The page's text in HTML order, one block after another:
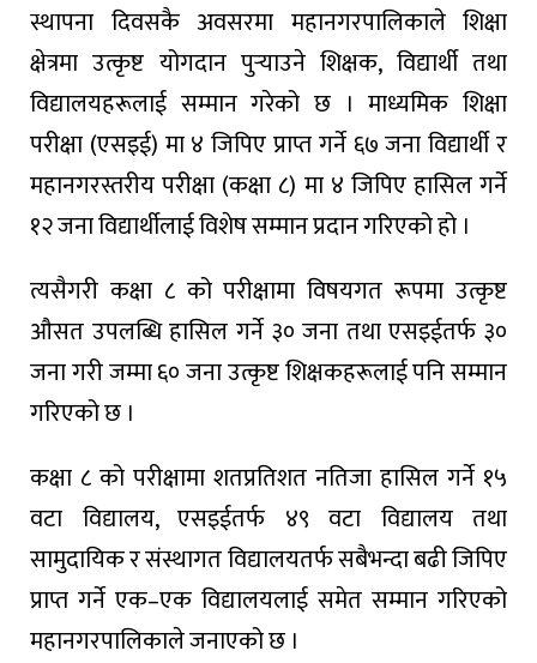
स्थापना दिवसकै अवसरमा महानगरपालिकाले शिक्षा
क्षेत्रमा उत्कृष्ट योगदान पुर्‍याउने शिक्षक, विद्यार्थी तथा
विद्यालयहरूलाई सम्मान गरेको छ । माध्यमिक शिक्षा
परीक्षा (एसइई) मा ४ जिपिए प्राप्त गर्ने ६७ जना विद्यार्थी र
महानगरस्तरीय परीक्षा (कक्षा ८) मा ४ जिपिए हासिल गर्ने
१२ जना विद्यार्थीलाई विशेष सम्मान प्रदान गरिएको हो ।
त्यसैगरी कक्षा ८ को परीक्षामा विषयगत रूपमा उत्कृष्ट
औसत उपलब्धि हासिल गर्ने ३० जना तथा एसइईतर्फ ३०
जना गरी जम्मा ६० जना उत्कृष्ट शिक्षकहरूलाई पनि सम्मान
गरिएको छ ।
कक्षा ८ को परीक्षामा शतप्रतिशत नतिजा हासिल गर्ने १५
वटा विद्यालय, एसइईतर्फ ४९ वटा विद्यालय तथा
सामुदायिक र संस्थागत विद्यालयतर्फ सबैभन्दा बढी जिपिए
प्राप्त गर्ने एक–एक विद्यालयलाई समेत सम्मान गरिएको
महानगरपालिकाले जनाएको छ ।